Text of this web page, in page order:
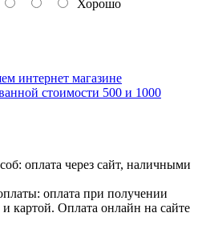
Хорошо
интернет магазине
стоимости 500 и 1000
оплата через сайт, наличными
оплата при получении
картой. Оплата онлайн на сайте